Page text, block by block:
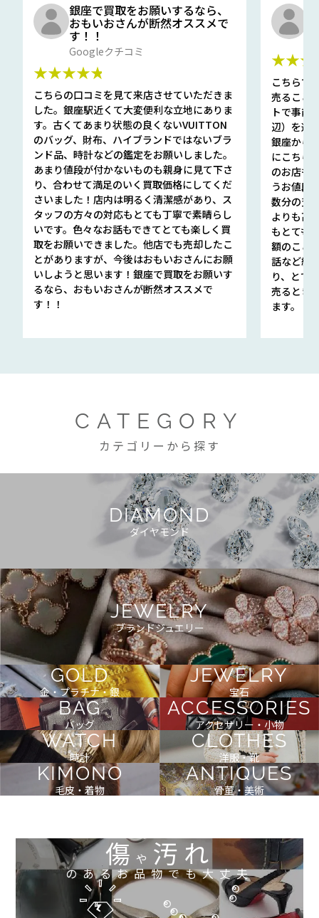
銀座で買取をお願いするなら、
おもいおさんが断然オススメで
す！！
Googleクチコミ
★★★★★
こちらの口コミを見て来店させていただきま
した。銀座駅近くて大変便利な立地にありま
す。古くてあまり状態の良くないVUITTON
のバッグ、財布、ハイブランドではないブラ
ンド品、時計などの鑑定をお願いしました。
あまり値段が付かないものも親身に見て下さ
り、合わせて満足のいく買取価格にしてくだ
さいました！店内は明るく清潔感があり、ス
タッフの方々の対応もとても丁寧で素晴らし
いです。色々なお話もできてとても楽しく買
取をお願いできました。他店でも売却したこ
とがありますが、今後はおもいおさんにお願
いしようと思います！銀座で買取をお願いす
るなら、おもいおさんが断然オススメで
す！！
こちらで
売ること
トで事前
辺）を選
銀座から
にこちら
のお店も
うお値段
数分の査
よりも高
もとても
額のこと
話など細
り、とて
売るとき
ます。
CATEGORY
カテゴリーから探す
DIAMOND
ダイヤモンド
JEWELRY
ブランドジュエリー
GOLD
金・プラチナ・銀
JEWELRY
宝石
BAG
バッグ
ACCESSORIES
アクセサリー・小物
WATCH
時計
CLOTHES
洋服・靴
KIMONO
毛皮・着物
ANTIQUES
骨董・美術
傷や 汚れ
のあるお品物でも大丈夫